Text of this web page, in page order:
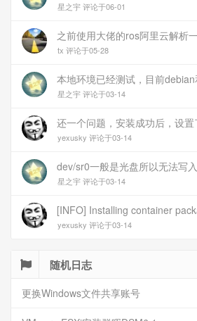
星之宇 评论于06-01
tx 评论于05-28
星之宇 评论于03-14
yexusky 评论于03-14
dev/sr0一般是光盘所以无法写入
星之宇 评论于03-14
yexusky 评论于03-14
随机日志
更换Windows文件共享账号